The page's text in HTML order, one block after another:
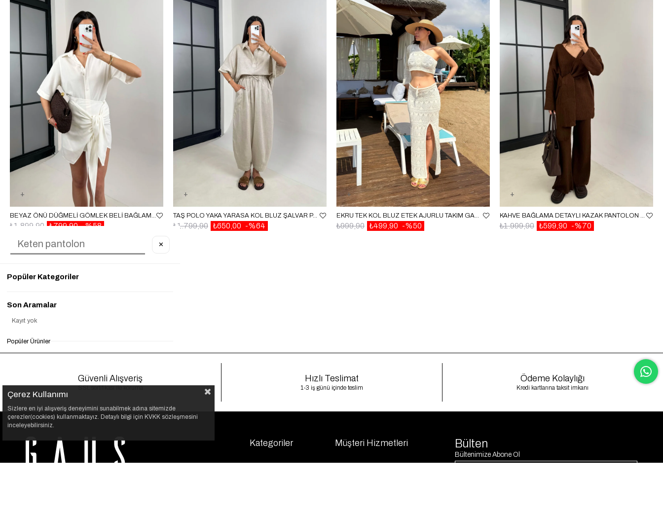
BEYAZ ÖNÜ DÜĞMELI GÖMLEK BELI BAĞLAMA DETAYLI ETEK KETEN TAKIM GAUS00459
%58
₺799,90
₺1.899,90
TAŞ POLO YAKA YARASA KOL BLUZ ŞALVAR PANTOLON MD MUADIL PREMIUM KETEN TAKIM GAUS00542
%64
₺650,00
₺1.799,90
EKRU TEK KOL BLUZ ETEK AJURLU TAKIM GAUS00657
%50
₺499,90
₺999,90
KAHVE BAĞLAMA DETAYLI KAZAK PANTOLON İKILI TRIKO TAKIM GAUS-00526
%70
₺599,90
₺1.999,90
Güvenli Alışveriş
SSL sertifikası ile koruma
Hızlı Teslimat
1-3 iş günü içinde teslim
Ödeme Kolaylığı
Kredi kartlarına taksit imkanı
Kategoriler Müşteri Hizmetleri Bülten
Bültenimize Abone Ol
Çerez Kullanımı
Sizlere en iyi alışveriş deneyimini sunabilmek adına sitemizde
çerezler(cookies) kullanmaktayız. Detaylı bilgi için KVKK sözleşmesini
inceleyebilirsiniz.
✕
Popüler Kategoriler
Son Aramalar
Kayıt yok
Popüler Ürünler